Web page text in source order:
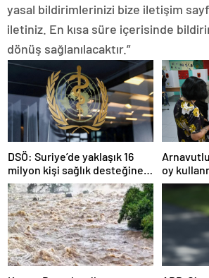
yasal bildirimlerinizi bize iletişim
iletiniz. En kısa süre içerisinde
dönüş sağlanılacaktır.”
DSÖ: Suriye’de yaklaşık 16
milyon kişi sağlık desteğine
ihtiyaç duyuyor
oy